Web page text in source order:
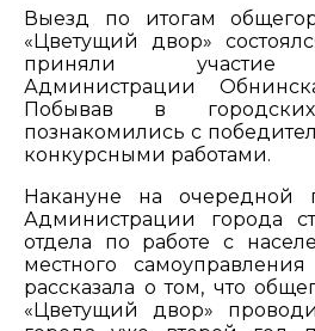
Выезд по итогам
«Цветущий двор»
приняли участие
Администрации
Побывав в
познакомились с
конкурсными работами.
Накануне на очередной
Администрации города
отдела по работе с
местного
рассказала о том, что
«Цветущий двор»